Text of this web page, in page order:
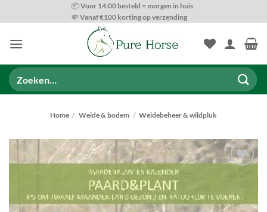
naar
📦 Voor 14:00 besteld = morgen in huis
💸 Vanaf €100 korting op verzending
Zoeken
naar:
Home / Weide & bodem / Weidebeheer & wildpluk
wenslijst